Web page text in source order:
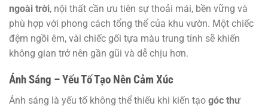
ngoài trời, nội thất cần ưu tiên sự thoải mái, bền vững và
phù hợp với phong cách tổng thể của khu vườn. Một chiếc
đệm ngồi êm, vài chiếc gối tựa màu trung tính sẽ khiến
không gian trở nên gần gũi và dễ chịu hơn.
Ánh Sáng – Yếu Tố Tạo Nên Cảm Xúc
Ánh sáng là yếu tố không thể thiếu khi kiến tạo góc thư